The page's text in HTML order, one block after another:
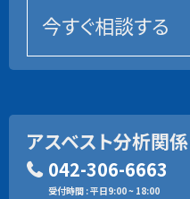
今すぐ相談する
アスベスト分析関係
042-306-6663
受付時間 : 平日9:00 ~ 18:00